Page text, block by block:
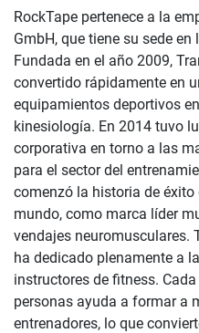
RockTape pertenece a la
GmbH, que tiene su sede
Fundada en el año 2009,
convertido rápidamente en
equipamientos deportivos
kinesiología. En 2014 tuvo
corporativa en torno a las
para el sector del
comenzó la historia de éxito
mundo, como marca líder
vendajes neuromusculares.
ha dedicado plenamente a
instructores de fitness.
personas ayuda a formar a
entrenadores, lo que